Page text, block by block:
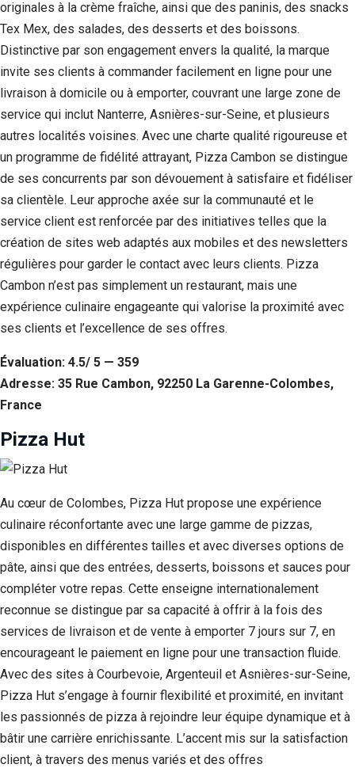
originales à la crème fraîche, ainsi que des paninis, des snacks
Tex Mex, des salades, des desserts et des boissons.
Distinctive par son engagement envers la qualité, la marque
invite ses clients à commander facilement en ligne pour une
livraison à domicile ou à emporter, couvrant une large zone de
service qui inclut Nanterre, Asnières-sur-Seine, et plusieurs
autres localités voisines. Avec une charte qualité rigoureuse et
un programme de fidélité attrayant, Pizza Cambon se distingue
de ses concurrents par son dévouement à satisfaire et fidéliser
sa clientèle. Leur approche axée sur la communauté et le
service client est renforcée par des initiatives telles que la
création de sites web adaptés aux mobiles et des newsletters
régulières pour garder le contact avec leurs clients. Pizza
Cambon n’est pas simplement un restaurant, mais une
expérience culinaire engageante qui valorise la proximité avec
ses clients et l’excellence de ses offres.
Évaluation: 4.5/ 5 — 359
Adresse: 35 Rue Cambon, 92250 La Garenne-Colombes,
France
Pizza Hut
Au cœur de Colombes, Pizza Hut propose une expérience
culinaire réconfortante avec une large gamme de pizzas,
disponibles en différentes tailles et avec diverses options de
pâte, ainsi que des entrées, desserts, boissons et sauces pour
compléter votre repas. Cette enseigne internationalement
reconnue se distingue par sa capacité à offrir à la fois des
services de livraison et de vente à emporter 7 jours sur 7, en
encourageant le paiement en ligne pour une transaction fluide.
Avec des sites à Courbevoie, Argenteuil et Asnières-sur-Seine,
Pizza Hut s’engage à fournir flexibilité et proximité, en invitant
les passionnés de pizza à rejoindre leur équipe dynamique et à
bâtir une carrière enrichissante. L’accent mis sur la satisfaction
client, à travers des menus variés et des offres